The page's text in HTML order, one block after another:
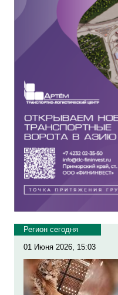
Регион сегодня
01 Июня 2026, 15:03